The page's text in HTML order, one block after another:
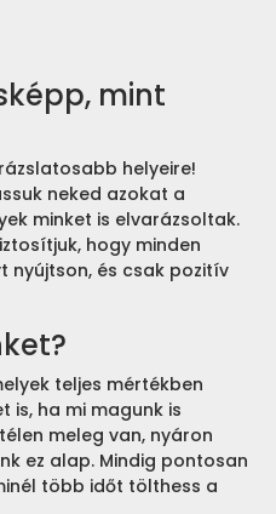
mint
helyeire!
neked azokat a
minket is elvarázsoltak.
hogy minden
nyújtson, és csak pozitív
teljes mértékben
is, ha mi magunk is
meleg van, nyáron
ez alap. Mindig pontosan
több időt tölthess a